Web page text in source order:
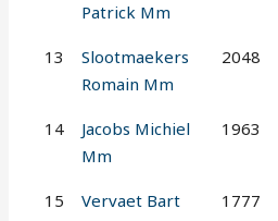
Patrick Mm
13
Slootmaekers
Romain Mm
2048
14
Jacobs Michiel
Mm
1963
15
Vervaet Bart
1777